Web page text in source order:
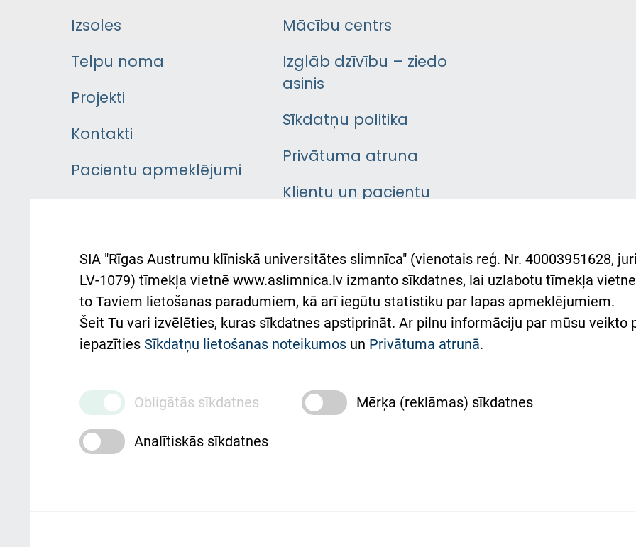
Izsoles
Telpu noma
Projekti
Kontakti
Pacientu apmeklējumi
Pacienta
atsauksmju/sūdzību
iesniegšanas kārtība
Kā pie mums nokļūt
ceļvedis
Rekvizīti un ārstniecības
Mācību centrs
Izglāb dzīvību – ziedo
asinis
Sīkdatņu politika
Privātuma atruna
Klientu un pacientu
Austrumu slimnīcas
atbalsts Ukrainai
Підтримка Східної лікарні
та співпраця з Україною
SIA "Rīgas Austrumu klīniskā universitātes slimnīca" (vienotais reģ. Nr. 40003951628,
LV-1079) tīmekļa vietnē www.aslimnica.lv izmanto sīkdatnes, lai uzlabotu tīmekļa
to Taviem lietošanas paradumiem, kā arī iegūtu statistiku par lapas apmeklējumiem.
Šeit Tu vari izvēlēties, kuras sīkdatnes apstiprināt. Ar pilnu informāciju par mūsu veikto
iepazīties Sīkdatņu lietošanas noteikumos un Privātuma atrunā.
Obligātās sīkdatnes Mērķa (reklāmas) sīkdatnes
Analītiskās sīkdatnes